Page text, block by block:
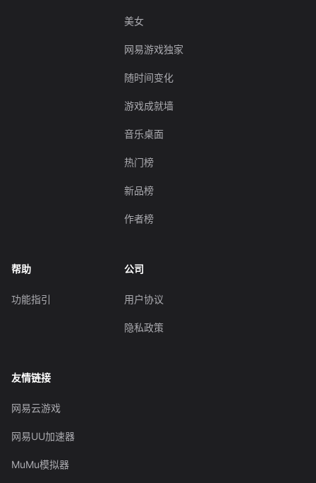
美女
网易游戏独家
随时间变化
游戏成就墙
音乐桌面
热门榜
新品榜
作者榜
帮助
功能指引
公司
用户协议
隐私政策
友情链接
网易云游戏
网易UU加速器
MuMu模拟器